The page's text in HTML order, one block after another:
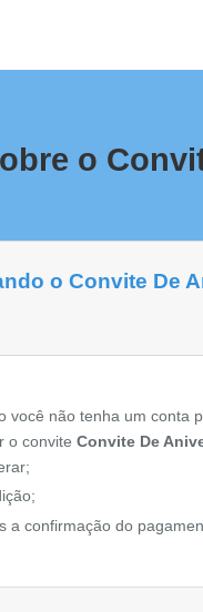
o
o Convite De
você não tenha um conta
o convite Convite De
a confirmação do